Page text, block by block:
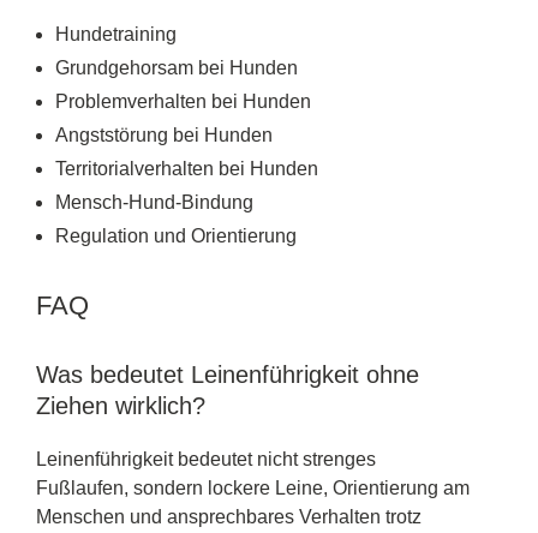
Hundetraining
Grundgehorsam bei Hunden
Problemverhalten bei Hunden
Angststörung bei Hunden
Territorialverhalten bei Hunden
Mensch-Hund-Bindung
Regulation und Orientierung
FAQ
Was bedeutet Leinenführigkeit ohne
Ziehen wirklich?
Leinenführigkeit bedeutet nicht strenges
Fußlaufen, sondern lockere Leine, Orientierung am
Menschen und ansprechbares Verhalten trotz